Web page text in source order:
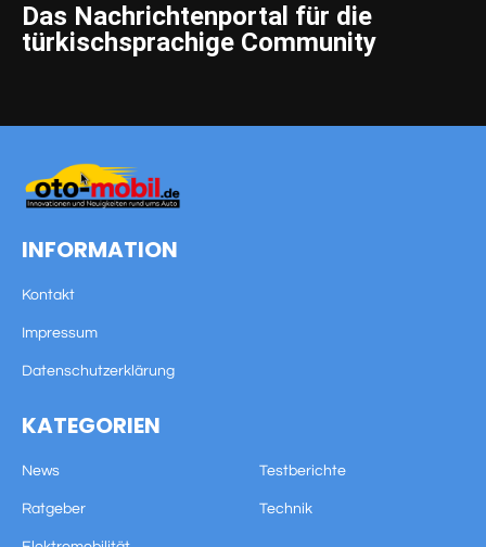
INFORMATION
Kontakt
Impressum
Datenschutzerklärung
KATEGORIEN
News Testberichte
Ratgeber Technik
Das Nachrichtenportal für die
türkischsprachige Community